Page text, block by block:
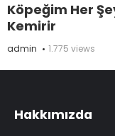
Köpeğim Her
Kemirir
admin 1.775 views
Hakkımızda